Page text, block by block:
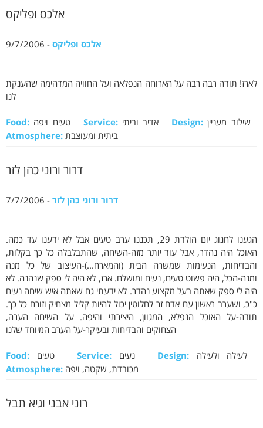
אלכס ופליקס
אלכס ופליקס - 9/7/2006
לארז! תודה רבה רבה על הארוחה הנפלאה ועל החוויה המדהימה שהענקת
לנו
Food: טעים ויפה Service: Design:
Atmosphere: ביתית ומעוצבת
דרור ורוני כהן לזר
דרור ורוני כהן לזר - 7/7/2006
הגענו לחגוג יום הולדת 29, תכננו ערב טעים אבל לא ידענו עד כמה.
האוכל היה נהדר, אבל עוד יותר מזה-השיחה, שהתבלבלה כל כך בקלות,
והבדיחות, הנעימות שמשרה הבית (והמארח...)-העיצוב של כל מנה
ומנה-הכל, היה פשוט טעים, נעים ומושלם. ארז, לא היה לי ספק שנהנה. לא
היה לי ספק שאתה בעל מקצוע נהדר. לא ידעתי גם שאתה איש שיחה נעים
כ"כ, ושערב ראשון עם אדם זר לחלוטין יכול להיות קליל מצחיק וזורם כל כך.
תודה-על האוכל הנפלא, המגוון, היצירתי והיפה. על השיחה הערה,
הצחוקים והבדיחות ובעיקר-על הערב המיוחד שלנו
Food: טעים Service: נעים Design:
Atmosphere: מכובדת, שקטה, ויפה
רוני אבני וגיא תבל